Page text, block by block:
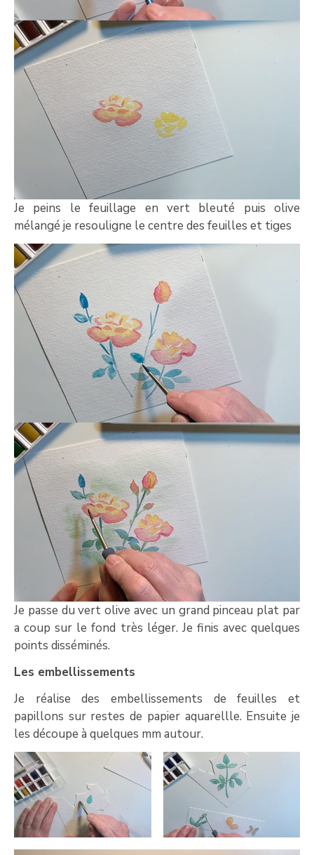
Je peins le feuillage en vert bleuté puis olive
mélangé je resouligne le centre des feuilles et tiges
Je passe du vert olive avec un grand pinceau plat par
a coup sur le fond très léger. Je finis avec quelques
points disséminés.
Les embellissements
Je réalise des embellissements de feuilles et
papillons sur restes de papier aquarellle. Ensuite je
les découpe à quelques mm autour.